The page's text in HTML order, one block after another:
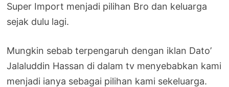
Super Import menjadi pilihan Bro dan keluarga
sejak dulu lagi.
Mungkin sebab terpengaruh dengan iklan Dato’
Jalaluddin Hassan di dalam tv menyebabkan kami
menjadi ianya sebagai pilihan kami sekeluarga.